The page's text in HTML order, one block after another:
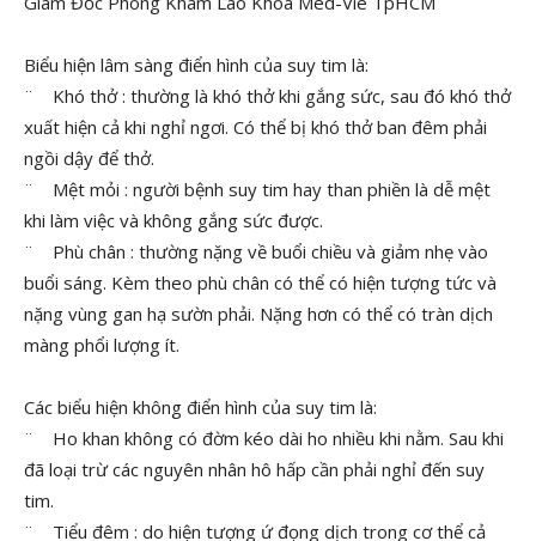
Biểu hiện lâm sàng điển hình của suy tim là:
¨ Khó thở : thường là khó thở khi gắng sức, sau đó khó thở
xuất hiện cả khi nghỉ ngơi. Có thể bị khó thở ban đêm phải
ngồi dậy để thở.
¨ Mệt mỏi : người bệnh suy tim hay than phiền là dễ mệt
khi làm việc và không gắng sức được.
¨ Phù chân : thường nặng về buổi chiều và giảm nhẹ vào
buổi sáng. Kèm theo phù chân có thể có hiện tượng tức và
nặng vùng gan hạ sườn phải. Nặng hơn có thể có tràn dịch
màng phổi lượng ít.
Các biểu hiện không điển hình của suy tim là:
¨ Ho khan không có đờm kéo dài ho nhiều khi nằm. Sau khi
đã loại trừ các nguyên nhân hô hấp cần phải nghỉ đến suy
tim.
¨ Tiểu đêm : do hiện tượng ứ đọng dịch trong cơ thể cả